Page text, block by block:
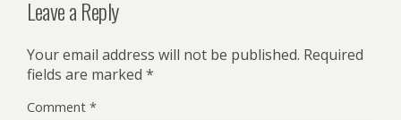
Leave a Reply
Your email address will not be published. Required
fields are marked *
Comment *